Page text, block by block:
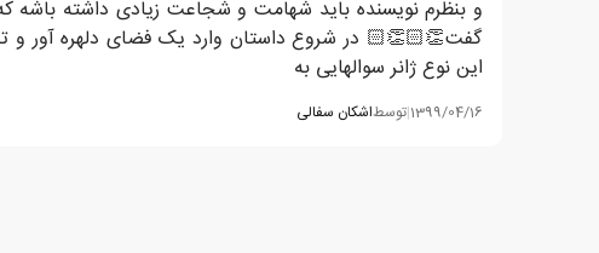
و بنظرم نویسنده باید شهامت و شجاعت زیادی داشته باشه
گفت👏🏻👏🏻 در شروع داستان وارد یک فضای دلهره آور و
این نوع ژانر سوالهایی به
1399/04/16
|توسطاشکان سفالی